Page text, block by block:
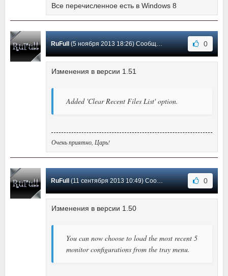
Все перечисленное есть в Windows 8
RuFull(5 ноября 2013 18:26) Сообщение #19 0
Изменения в версии 1.51
Added 'Clear Recent Files List' option.
Очень приятно, Царь!
RuFull(11 сентября 2013 10:49) Сообщение #18 0
Изменения в версии 1.50
You can now choose to load the most recent 5
monitor configurations from the tray menu.